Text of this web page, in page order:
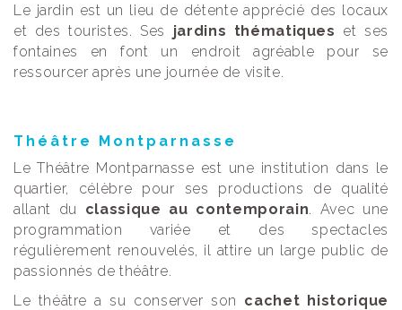
Le jardin est un lieu de détente apprécié des locaux
et des touristes. Ses jardins thématiques et ses
fontaines en font un endroit agréable pour se
ressourcer après une journée de visite.
Théâtre Montparnasse
Le Théâtre Montparnasse est une institution dans le
quartier, célèbre pour ses productions de qualité
allant du classique au contemporain . Avec une
programmation variée et des spectacles
régulièrement renouvelés, il attire un large public de
passionnés de théâtre.
Le théâtre a su conserver son cachet historique